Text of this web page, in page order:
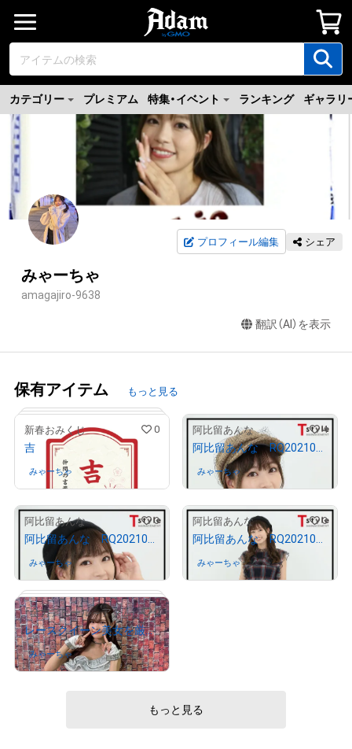
カテゴリー プレミアム 特集・イベント ランキング ギャラリ
プロフィール編集 シェア
みゃーちゃ
amagajiro-9638
翻訳（AI）を表示
保有アイテム もっと見る
# 255/777
新春おみくじ 0
吉
みゃーちゃ さんが保有中
阿比留あんな 4
阿比留あんな RQ202109−10
みゃーちゃ さんが保有中
阿比留あんな 3
阿比留あんな RQ202109−05
みゃーちゃ さんが保有中
阿比留あんな 3
阿比留あんな RQ202109−01
みゃーちゃさんが保有中
「全力アピール～アダムシアター～」NFTストア 0
レースクイーン美女を厳選紹介！/木村楓
みゃーちゃさんが保有中
もっと見る